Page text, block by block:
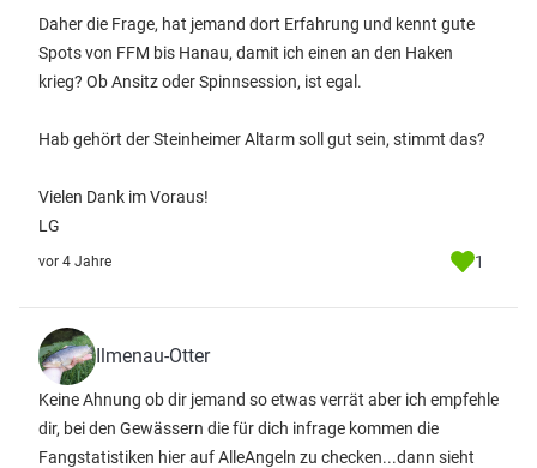
Daher die Frage, hat jemand dort Erfahrung und kennt gute
Spots von FFM bis Hanau, damit ich einen an den Haken
krieg? Ob Ansitz oder Spinnsession, ist egal.
Hab gehört der Steinheimer Altarm soll gut sein, stimmt das?
Vielen Dank im Voraus!
LG
vor 4 Jahre 1
Ilmenau-Otter
Keine Ahnung ob dir jemand so etwas verrät aber ich empfehle
dir, bei den Gewässern die für dich infrage kommen die
Fangstatistiken hier auf AlleAngeln zu checken...dann sieht